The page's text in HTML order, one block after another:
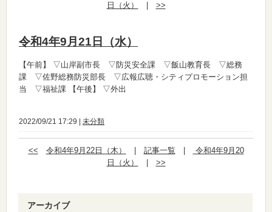
日（火）
>>
令和4年9月21日（水）
【午前】
▽山岸副市長 ▽防災安全課 ▽飯山教育長 ▽総務
課 ▽佐野総務防災部長 ▽広報広聴・シティプロモーション担
当 ▽福祉課 【午後】 ▽外出
2022/09/21 17:29 | 未分類
<< 令和4年9月22日（木） 記事一覧
令和4年9月20
日（火）
>>
アーカイブ